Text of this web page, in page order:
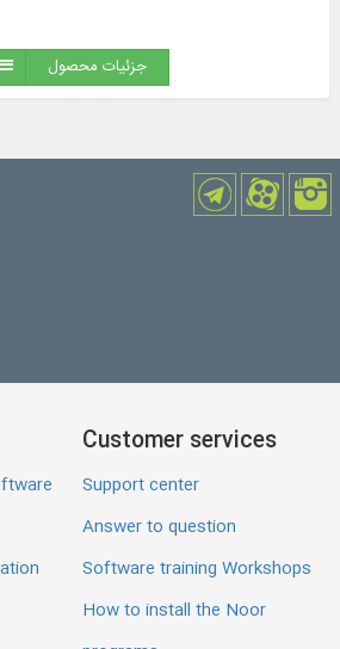
جزئیات محصول
Customer services
Support center
Answer to question
Software training Workshops
How to install the Noor